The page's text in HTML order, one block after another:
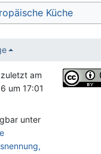
Küche
am
um 17:01
unter